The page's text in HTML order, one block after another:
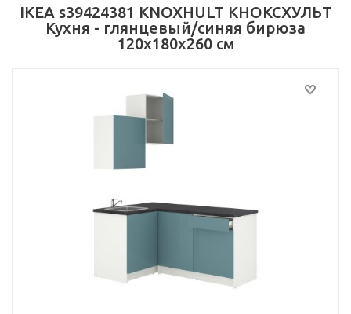
IKEA s39424381 KNOXHULT КНОКСХУЛЬТ
Кухня - глянцевый/синяя бирюза
120x180x260 см